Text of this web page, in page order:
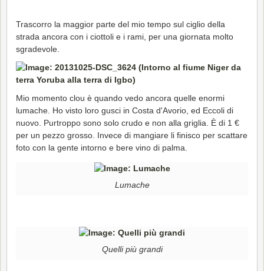
Trascorro la maggior parte del mio tempo sul ciglio della
strada ancora con i ciottoli e i rami, per una giornata molto
sgradevole.
Mio momento clou è quando vedo ancora quelle enormi
lumache. Ho visto loro gusci in Costa d'Avorio, ed Eccoli di
nuovo. Purtroppo sono solo crudo e non alla griglia. È di 1 €
per un pezzo grosso. Invece di mangiare li finisco per scattare
foto con la gente intorno e bere vino di palma.
Lumache
Quelli più grandi